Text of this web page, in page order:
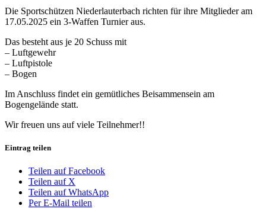
Die Sportschützen Niederlauterbach richten für ihre Mitglieder am
17.05.2025 ein 3-Waffen Turnier aus.
Das besteht aus je 20 Schuss mit
– Luftgewehr
– Luftpistole
– Bogen
Im Anschluss findet ein gemütliches Beisammensein am
Bogengelände statt.
Wir freuen uns auf viele Teilnehmer!!
Eintrag teilen
Teilen auf Facebook
Teilen auf X
Teilen auf WhatsApp
Per E-Mail teilen